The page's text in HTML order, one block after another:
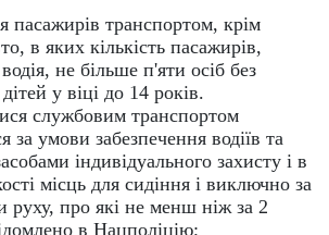
пасажирів транспортом, крім
в яких кількість пасажирів,
не більше п'яти осіб без
у віці до 14 років.
службовим транспортом
за умови забезпечення водіїв та
індивідуального захисту і в
місць для сидіння і виключно за
руху, про які не менш ніж за 2
в Нацполіцію;